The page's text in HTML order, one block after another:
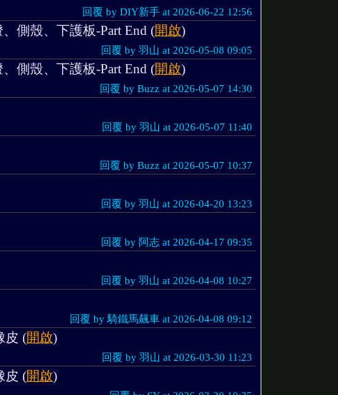
回覆 by DIY新手 at 2026-06-22 12:56
側殼、下護板-Part End (開啟)
回覆 by 羽山 at 2026-05-08 09:05
側殼、下護板-Part End (開啟)
回覆 by Buzz at 2026-05-07 14:30
回覆 by 羽山 at 2026-05-07 11:40
回覆 by Buzz at 2026-05-07 10:37
回覆 by 羽山 at 2026-04-20 13:23
回覆 by 阿志 at 2026-04-17 09:35
回覆 by 羽山 at 2026-04-08 10:27
回覆 by 騎鐵馬飆車 at 2026-04-08 09:12
皮 (開啟)
回覆 by 羽山 at 2026-03-30 11:23
皮 (開啟)